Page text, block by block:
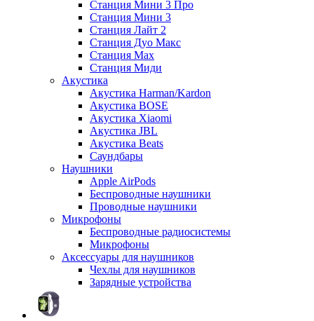
Станция Мини 3 Про
Станция Мини 3
Станция Лайт 2
Станция Дуо Макс
Станция Max
Станция Миди
Акустика
Акустика Harman/Kardon
Акустика BOSE
Акустика Xiaomi
Акустика JBL
Акустика Beats
Саундбары
Наушники
Apple AirPods
Беспроводные наушники
Проводные наушники
Микрофоны
Беспроводные радиосистемы
Микрофоны
Аксессуары для наушников
Чехлы для наушников
Зарядные устройства